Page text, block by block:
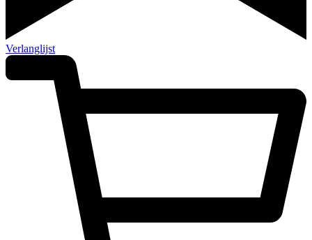
Verlanglijst